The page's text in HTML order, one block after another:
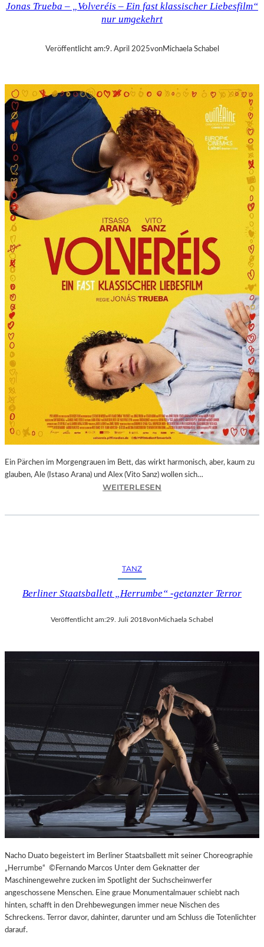
N
B
R
„
M
A
I
N
A
R
T
“
P
Ä
S
E
N
T
I
E
T
D
I
E
6
.
I
N
T
E
R
A
T
I
N
N
T
S
S
E
Jonas Trueba – „Volveréis – Ein fast klassischer Liebesfilm“
nur umgekehrt
Veröffentlicht am:9. April 2025vonMichaela Schabel
Ein Pärchen im Morgengrauen im Bett, das wirkt harmonisch, aber, kaum zu
glauben, Ale (Istaso Arana) und Alex (Vito Sanz) wollen sich…
WEITERLESEN
E
A
V
L
V
E
R
É
I
S
–
E
I
N
F
A
T
K
L
A
S
S
TANZ
Berliner Staatsballett „Herrumbe“ -getanzter Terror
Veröffentlicht am:29. Juli 2018vonMichaela Schabel
Nacho Duato begeistert im Berliner Staatsballett mit seiner Choreographie
„Herrumbe“ ©Fernando Marcos Unter dem Geknatter der
Maschinengewehre zucken im Spotlight der Suchscheinwerfer
angeschossene Menschen. Eine graue Monumentalmauer schiebt nach
hinten, schafft in den Drehbewegungen immer neue Nischen des
Schreckens. Terror davor, dahinter, darunter und am Schluss die Totenlichter
darauf.